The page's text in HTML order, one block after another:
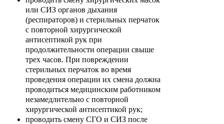
или СИЗ органов дыхания
(респираторов) и стерильных перчаток
с повторной хирургической
антисептикой рук при
продолжительности операции свыше
трех часов. При повреждении
стерильных перчаток во время
проведения операции их смена должна
проводиться медицинским работником
незамедлительно с повторной
хирургической антисептикой рук;
проводить смену СГО и СИЗ после